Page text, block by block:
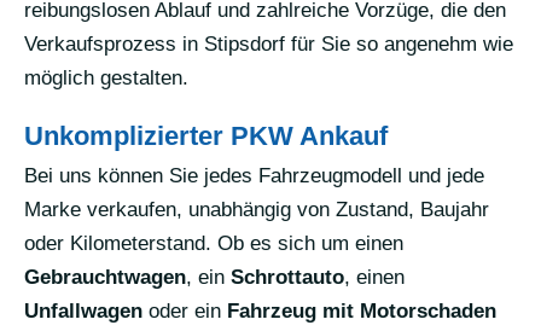
reibungslosen Ablauf und zahlreiche Vorzüge, die den
Verkaufsprozess in Stipsdorf für Sie so angenehm wie
möglich gestalten.
Unkomplizierter PKW Ankauf
Bei uns können Sie jedes Fahrzeugmodell und jede
Marke verkaufen, unabhängig von Zustand, Baujahr
oder Kilometerstand. Ob es sich um einen
Gebrauchtwagen, ein Schrottauto, einen
Unfallwagen oder ein Fahrzeug mit Motorschaden